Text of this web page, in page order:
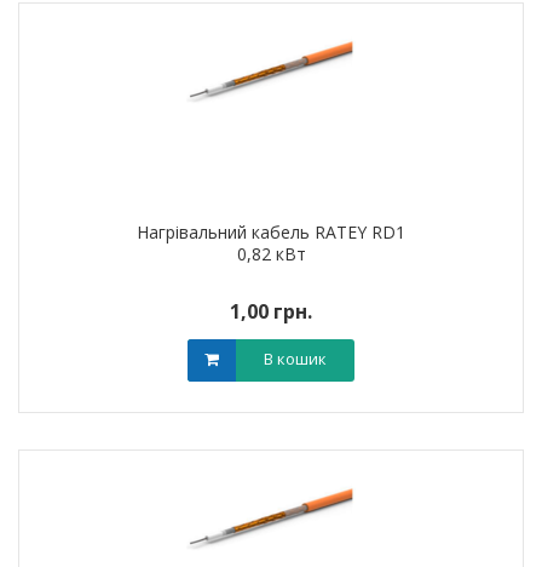
Нагрівальний кабель RATEY RD1
0,82 кВт
1,00 грн.
В кошик